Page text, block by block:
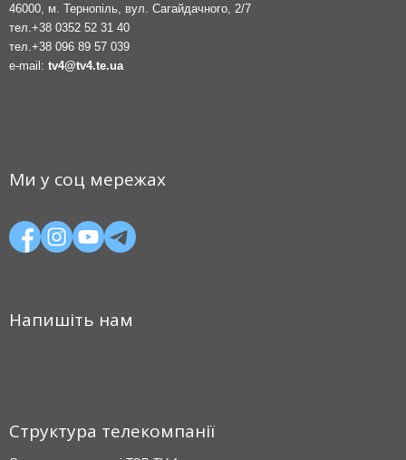
46000, м. Тернопіль, вул. Сагайдачного, 2/7
тел. +38 0352 52 31 40
тел. +38 096 89 57 039
e-mail: tv4@tv4.te.ua
Ми у соц мережах
Напишіть нам
Структура телекомпанії